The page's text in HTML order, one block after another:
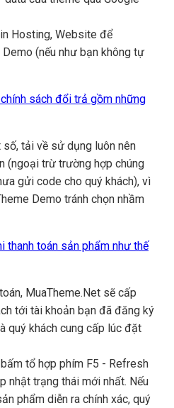
Hosting, Website để
(nếu như bạn không tự
sách đổi trả gồm những
tải về sử dụng luôn nên
(ngoại trừ trường hợp chúng
gửi code cho quý khách), vì
Demo tránh chọn nhầm
thanh toán sản phẩm như thế
MuaTheme.Net sẽ cấp
tới tài khoản bạn đã đăng ký
quý khách cung cấp lúc đặt
tổ hợp phím F5 - Refresh
nhật trạng thái mới nhất. Nếu
phẩm diễn ra chính xác, quý